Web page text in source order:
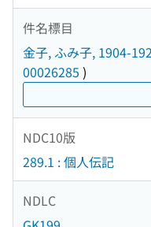
件名標目
金子, ふみ子, 1904-
00026285 )
NDC10版
289.1 : 個人伝記
NDLC